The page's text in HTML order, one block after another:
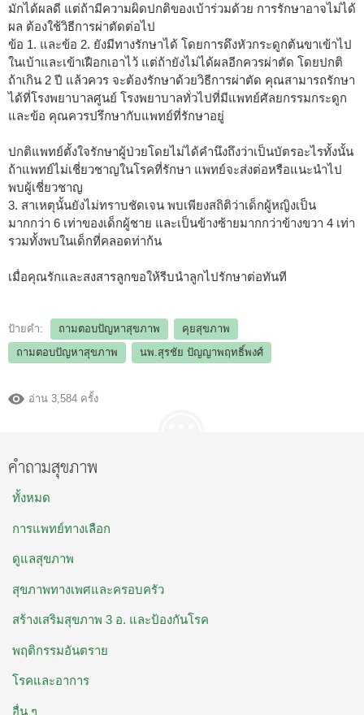
มักได้ผลดี แต่ถ้ามีความผิดปกติของเบ้าร่วมด้วย การรักษาอาจไม่ได้
ผล ต้องใช้วิธีการผ่าตัดต่อไป
ข้อ 1. และข้อ 2. ยังมีทางรักษาได้ โดยการดึงหัวกระดูกต้นขาเข้าไป
ในเบ้าและเข้าเฝือกเอาไว้ แต่ถ้ายังไม่ได้ผลอีกควรผ่าตัด โดยปกติ
ถ้าเกิน 2 ปี แล้วควร จะต้องรักษาด้วยวิธีการผ่าตัด คุณสามารถรักษา
ได้ที่โรงพยาบาลศูนย์ โรงพยาบาลทั่วไปที่มีแพทย์ศัลยกรรมกระดูก
และข้อ คุณควรปรึกษากับแพทย์ที่รักษาอยู่
ปกติแพทย์ตั้งใจรักษาผู้ป่วยโดยไม่ได้คำนึงถึงว่าเป็นบัตรอะไรทั้งนั้น
ถ้าแพทย์ไม่เชี่ยวชาญในโรคที่รักษา แพทย์จะส่งต่อหรือแนะนำไป
พบผู้เชี่ยวชาญ
3. สาเหตุนั้นยังไม่ทราบชัดเจน พบเพียงสถิติว่าเด็กผู้หญิงเป็น
มากกว่า 6 เท่าของเด็กผู้ชาย และเป็นข้างซ้ายมากกว่าข้างขวา 4 เท่า
รวมทั้งพบในเด็กที่คลอดท่าก้น
เมื่อคุณรักและสงสารลูกขอให้รีบนำลูกไปรักษาต่อทันที
ป้ายคำ: ถามตอบปัญหาสุขภาพ
คุยสุขภาพ
ถามตอบปัญหาสุขภาพ
นพ.สุรชัย ปัญญาพฤทธิ์พงศ์
อ่าน 3,584 ครั้ง
คำถามสุขภาพ
ทั้งหมด
การแพทย์ทางเลือก
ดูแลสุขภาพ
สุขภาพทางเพศและครอบครัว
สร้างเสริมสุขภาพ 3 อ. และป้องกันโรค
พฤติกรรมอันตราย
โรคและอาการ
อื่น ๆ